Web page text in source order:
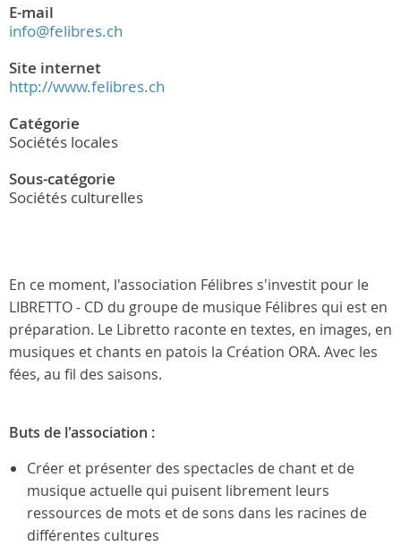
E-mail
info@felibres.ch
Site internet
http://www.felibres.ch
Catégorie
Sociétés locales
Sous-catégorie
Sociétés culturelles
En ce moment, l'association Félibres s'investit pour le
LIBRETTO - CD du groupe de musique Félibres qui est en
préparation. Le Libretto raconte en textes, en images, en
musiques et chants en patois la Création ORA. Avec les
fées, au fil des saisons.
Buts de l'association :
Créer et présenter des spectacles de chant et de
musique actuelle qui puisent librement leurs
ressources de mots et de sons dans les racines de
différentes cultures